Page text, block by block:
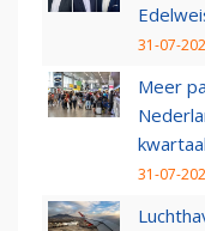
31-07-
Meer
kwartaal
31-07-